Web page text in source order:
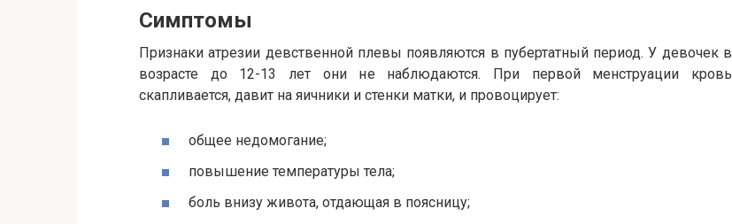
Симптомы
Признаки атрезии девственной плевы появляются в пубертатный период. У девочек в
возрасте до 12-13 лет они не наблюдаются. При первой менструации кровь
скапливается, давит на яичники и стенки матки, и провоцирует:
общее недомогание;
повышение температуры тела;
боль внизу живота, отдающая в поясницу;